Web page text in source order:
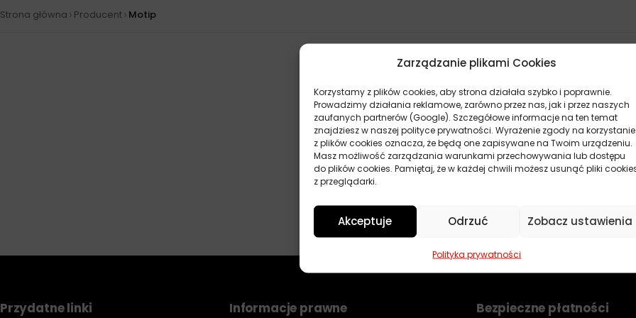
Zarządzanie plikami Cookies
Korzystamy z plików cookies, aby strona działała szybko i poprawnie.
Prowadzimy działania reklamowe, zarówno przez nas, jak i przez naszych
zaufanych partnerów (Google). Szczegółowe informacje na ten temat
znajdziesz w naszej polityce prywatności. Wyrażenie zgody na korzystanie
z plików cookies oznacza, że będą one zapisywane na Twoim urządzeniu.
Masz możliwość zarządzania warunkami przechowywania lub dostępu
do plików cookies. Pamiętaj, że w każdej chwili możesz usunąć pliki
z przeglądarki.
Akceptuje Odrzuć Zobacz ustawienia
Polityka prywatności
Strona główna › Producent› Motip
Brak produktów
Nie znaleziono produktów.
Przydatne linki Informacje prawne Bezpieczne płatności